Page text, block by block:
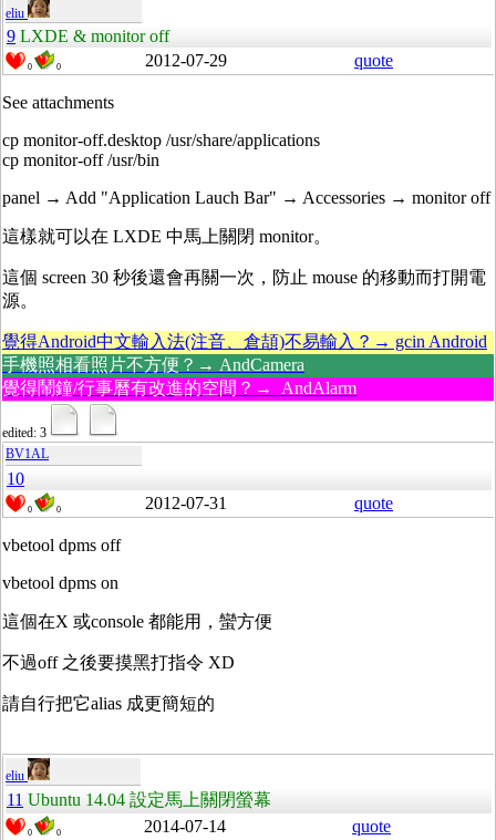
eliu
9 LXDE & monitor off
0 0 2012-07-29 quote
See attachments
cp monitor-off.desktop /usr/share/applications
cp monitor-off /usr/bin
panel → Add "Application Lauch Bar" → Accessories → monitor off
這樣就可以在 LXDE 中馬上關閉 monitor。
這個 screen 30 秒後還會再關一次，防止 mouse 的移動而打開電
源。
覺得Android中文輸入法(注音、倉頡)不易輸入？→ gcin Android
手機照相看照片不方便？→ AndCamera
覺得鬧鐘/行事曆有改進的空間？→ AndAlarm
edited: 3
BV1AL
10
0 0 2012-07-31 quote
vbetool dpms off
vbetool dpms on
這個在X 或console 都能用，蠻方便
不過off 之後要摸黑打指令 XD
請自行把它alias 成更簡短的
eliu
11 Ubuntu 14.04 設定馬上關閉螢幕
0 0 2014-07-14 quote